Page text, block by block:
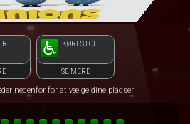
KØRESTOL
SE MERE
nedenfor for at vælge dine pladser